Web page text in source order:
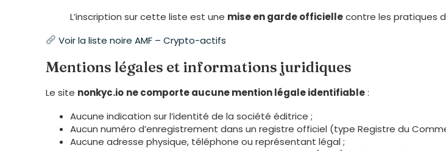
L’inscription sur cette liste est une mise en garde officiellecontre les pratiques
Voir la liste noire AMF – Crypto-actifs
Mentions légales et informations juridiques
Le site nonkyc.io ne comporte aucune mention légale identifiable:
Aucune indication sur l’identité de la société éditrice ;
Aucun numéro d’enregistrement dans un registre officiel (type Registre du
Aucune adresse physique, téléphone ou représentant légal ;